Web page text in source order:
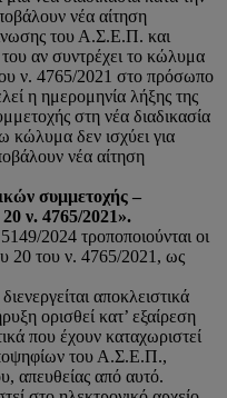
νέα αίτηση
του Α.Σ.Ε.Π. και
αν συντρέχει το κώλυμα
ν. 4765/2021 στο πρόσωπο
η ημερομηνία λήξης της
στη νέα διαδικασία
κώλυμα δεν ισχύει για
νέα αίτηση
συμμετοχής –
ν. 4765/2021».
2024 τροποποιούνται οι
20 του ν. 4765/2021, ως
αποκλειστικά
ορισθεί κατ’ εξαίρεση
που έχουν καταχωριστεί
του Α.Σ.Ε.Π.,
απευθείας από αυτό.